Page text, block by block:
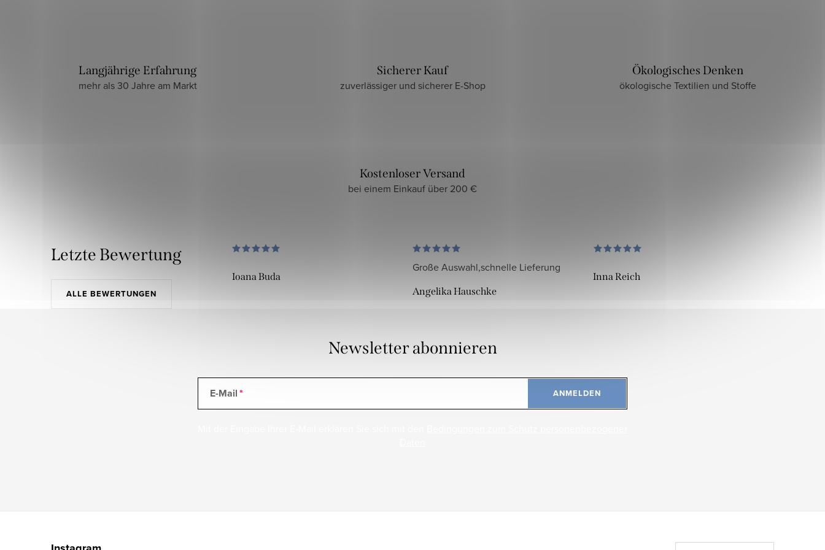
Langjährige Erfahrung
mehr als 30 Jahre am Markt
Sicherer Kauf
zuverlässiger und sicherer E-Shop
Ökologisches Denken
ökologische Textilien und Stoffe
Kostenloser Versand
bei einem Einkauf über 200 €
Letzte Bewertung
ALLE BEWERTUNGEN
Ioana Buda
Große Auswahl,schnelle Lieferung
Angelika Hauschke
Inna Reich
Newsletter abonnieren
E-Mail ANMELDEN